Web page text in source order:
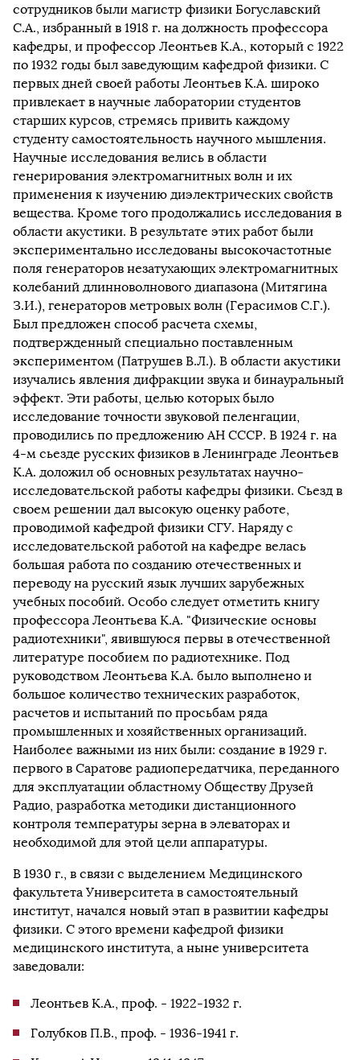
сотрудников были магистр физики Богуславский
С.А., избранный в 1918 г. на должность профессора
кафедры, и профессор Леонтьев К.А., который с 1922
по 1932 годы был заведующим кафедрой физики. С
первых дней своей работы Леонтьев К.А. широко
привлекает в научные лаборатории студентов
старших курсов, стремясь привить каждому
студенту самостоятельность научного мышления.
Научные исследования велись в области
генерирования электромагнитных волн и их
применения к изучению диэлектрических свойств
вещества. Кроме того продолжались исследования в
области акустики. В результате этих работ были
экспериментально исследованы высокочастотные
поля генераторов незатухающих электромагнитных
колебаний длинноволнового диапазона (Митягина
З.И.), генераторов метровых волн (Герасимов С.Г.).
Был предложен способ расчета схемы,
подтвержденный специально поставленным
экспериментом (Патрушев В.Л.). В области акустики
изучались явления дифракции звука и бинауральный
эффект. Эти работы, целью которых было
исследование точности звуковой пеленгации,
проводились по предложению АН СССР. В 1924 г. на
4-м сьезде русских физиков в Ленинграде Леонтьев
К.А. доложил об основных результатах научно-
исследовательской работы кафедры физики. Сьезд в
своем решении дал высокую оценку работе,
проводимой кафедрой физики СГУ. Наряду с
исследовательской работой на кафедре велась
большая работа по созданию отечественных и
переводу на русский язык лучших зарубежных
учебных пособий. Особо следует отметить книгу
профессора Леонтьева К.А. "Физические основы
радиотехники", явившуюся первы в отечественной
литературе пособием по радиотехнике. Под
руководством Леонтьева К.А. было выполнено и
большое количество технических разработок,
расчетов и испытаний по просьбам ряда
промышленных и хозяйственных организаций.
Наиболее важными из них были: создание в 1929 г.
первого в Саратове радиопередатчика, переданного
для эксплуатации областному Обществу Друзей
Радио, разработка методики дистанционного
контроля температуры зерна в элеваторах и
необходимой для этой цели аппаратуры.
В 1930 г., в связи с выделением Медицинского
факультета Университета в самостоятельный
институт, начался новый этап в развитии кафедры
физики. С этого времени кафедрой физики
медицинского института, а ныне университета
заведовали:
Леонтьев К.А., проф. - 1922-1932 г.
Голубков П.В., проф. - 1936-1941 г.